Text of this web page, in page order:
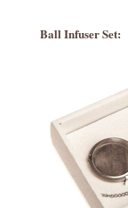
Ball Infuser Set: